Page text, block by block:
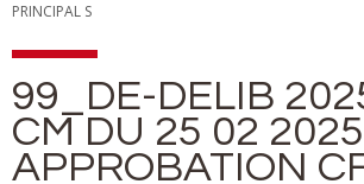
PRINCIPAL S
99_DE-DELIB
CM DU 25 02 2025
APPROBATION